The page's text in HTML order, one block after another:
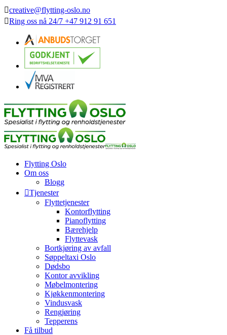
creative@flytting-oslo.no
Ring oss nå 24/7 +47 912 91 651
Flytting Oslo
Om oss
Blogg
Tjenester
Flyttetjenester
Kontorflytting
Pianoflytting
Bærehjelp
Flyttevask
Bortkjøring av avfall
Søppeltaxi Oslo
Dødsbo
Kontor avvikling
Møbelmontering
Kjøkkenmontering
Vindusvask
Rengjøring
Tepperens
Få tilbud